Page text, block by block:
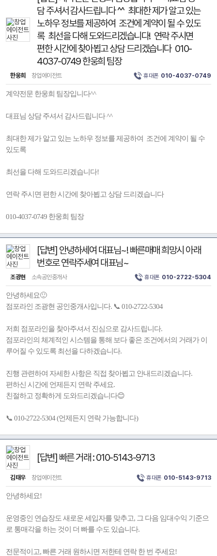
담 주셔서 감사드립니다 ^^ 최대한 제가 알고 있는
노하우 정보를 제공하여 조건에 계약이 될 수 있도
록 최선을 다해 도와드리겠습니다! 연락 주시면
편한 시간에 찾아뵙고 상담 드리겠습니다 010-
4037-0749 한웅희 팀장
한웅희 창업에이전트 휴대폰 010-4037-0749
계약전문 한웅희 팀장입니다^^
대표님 상담 주셔서 감사드립니다 ^^
최대한 제가 알고 있는 노하우 정보를 제공하여 조건에 계약이 될 수
있도록
최선을 다해 도와드리겠습니다!
연락 주시면 편한 시간에 찾아뵙고 상담 드리겠습니다
010-4037-0749 한웅희 팀장
[답변] 안녕하세여 대표님~! 빠른매매 희망시 아래
번호로 연락주세여 대표님~
조광현 소속공인중개사 휴대폰 010-2722-5304
안녕하세요🙂
점포라인 조광현 공인중개사입니다. 📞 010-2722-5304
저희 점포라인을 찾아주셔서 진심으로 감사드립니다.
점포라인의 체계적인 시스템을 통해 보다 좋은 조건에서의 거래가 이
루어질 수 있도록 최선을 다하겠습니다.
진행 관련하여 자세한 사항은 직접 찾아뵙고 안내드리겠습니다.
편하신 시간에 언제든지 연락 주세요.
친절하고 정확하게 도와드리겠습니다😊
📞 010-2722-5304 (언제든지 연락 가능합니다)
[답변] 빠른 거래 : 010-5143-9713
김태우 창업에이전트 휴대폰 010-5143-9713
안녕하세요!
운영중인 연습장도 새로운 세입자를 맞추고, 그 다음 임대수익 기준으
로 통매각을 하는 것이 더 빠를 수도 있습니다.
전문적이고, 빠른 거래 원하시면 저한테 연락 한 번 주세요!